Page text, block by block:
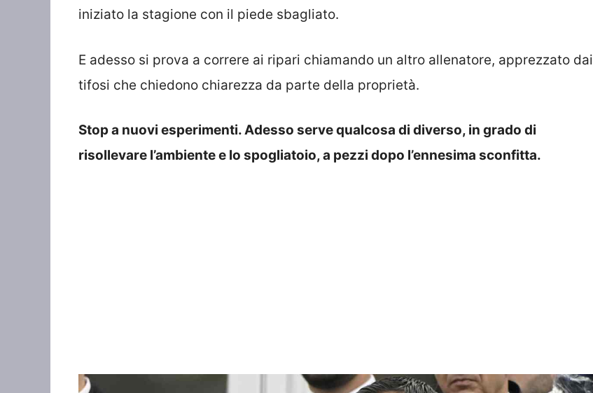
iniziato la stagione con il piede sbagliato.
E adesso si prova a correre ai ripari chiamando un altro allenatore, apprezzato dai
tifosi che chiedono chiarezza da parte della proprietà.
Stop a nuovi esperimenti. Adesso serve qualcosa di diverso, in grado di
risollevare l’ambiente e lo spogliatoio, a pezzi dopo l’ennesima sconfitta.